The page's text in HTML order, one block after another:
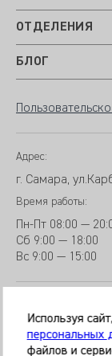
ОТДЕЛЕНИЯ
БЛОГ
Адрес:
г. Самара,
Время работы:
Пн-Пт 08:00 —
Сб 9:00 — 18:00
Вс 9:00 — 15:00
Используя
персональных
файлов и